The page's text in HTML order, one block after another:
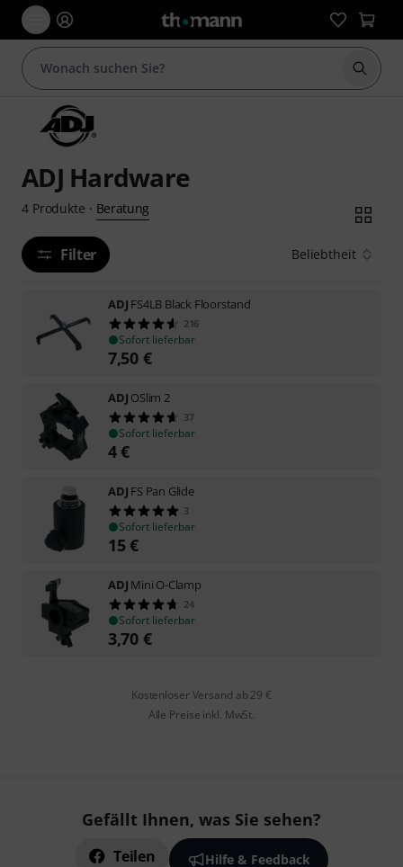
Suche
ADJ Hardware
4 Produkte · Beratung
Filter Beliebtheit
ADJ FS4LB Black Floorstand
216
Sofort lieferbar
7,50 €
ADJ OSlim 2
37
Sofort lieferbar
4€
ADJ FS Pan Glide
3
Sofort lieferbar
15€
ADJ Mini O-Clamp
24
Sofort lieferbar
3,70 €
Kostenloser Versand ab 29 €
Alle Preise inkl. MwSt.
Gefällt Ihnen, was Sie sehen?
Teilen Hilfe & Feedback